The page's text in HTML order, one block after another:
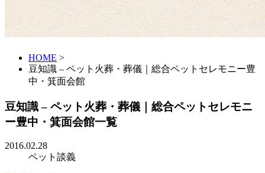
HOME >
豆知識 – ペット火葬・葬儀｜総合ペットセレモニー豊
中・箕面会館
豆知識 – ペット火葬・葬儀｜総合ペットセレモニ
ー豊中・箕面会館一覧
2016.02.28
ペット談義